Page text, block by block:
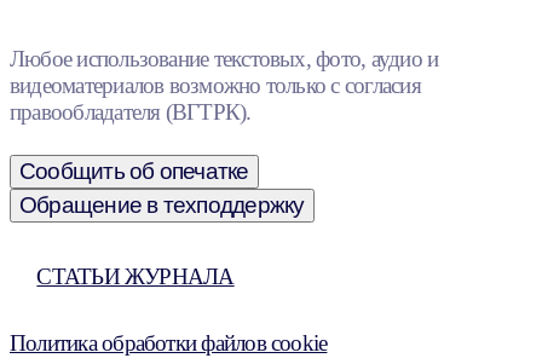
Любое использование текстовых, фото, аудио и
видеоматериалов возможно только с согласия
правообладателя (ВГТРК).
Сообщить об опечатке
Обращение в техподдержку
СТАТЬИ ЖУРНАЛА
Политика обработки файлов cookie